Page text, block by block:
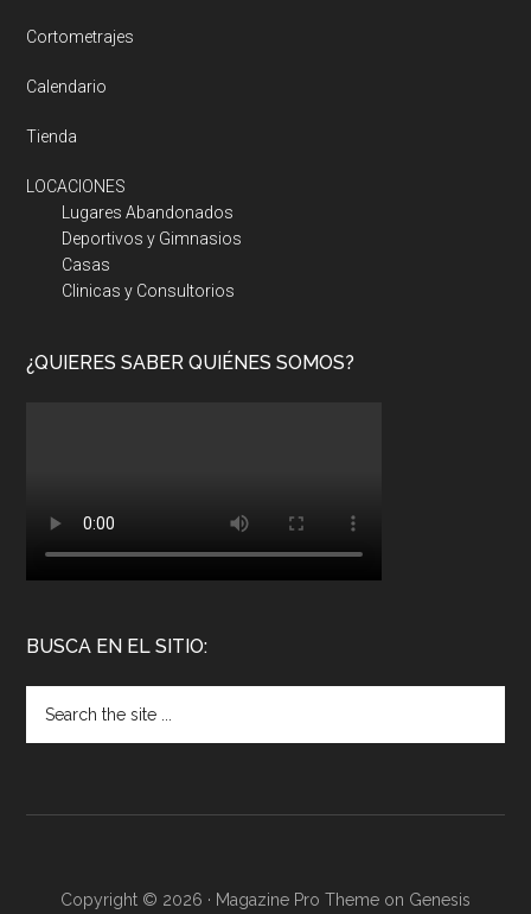
Cortometrajes
Calendario
Tienda
LOCACIONES
Lugares Abandonados
Deportivos y Gimnasios
Casas
Clinicas y Consultorios
¿QUIERES SABER QUIÉNES SOMOS?
BUSCA EN EL SITIO:
Copyright © 2026 · Magazine Pro Theme on Genesis